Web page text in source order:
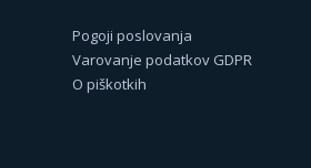
Pogoji poslovanja
Varovanje podatkov GDPR
O piškotkih